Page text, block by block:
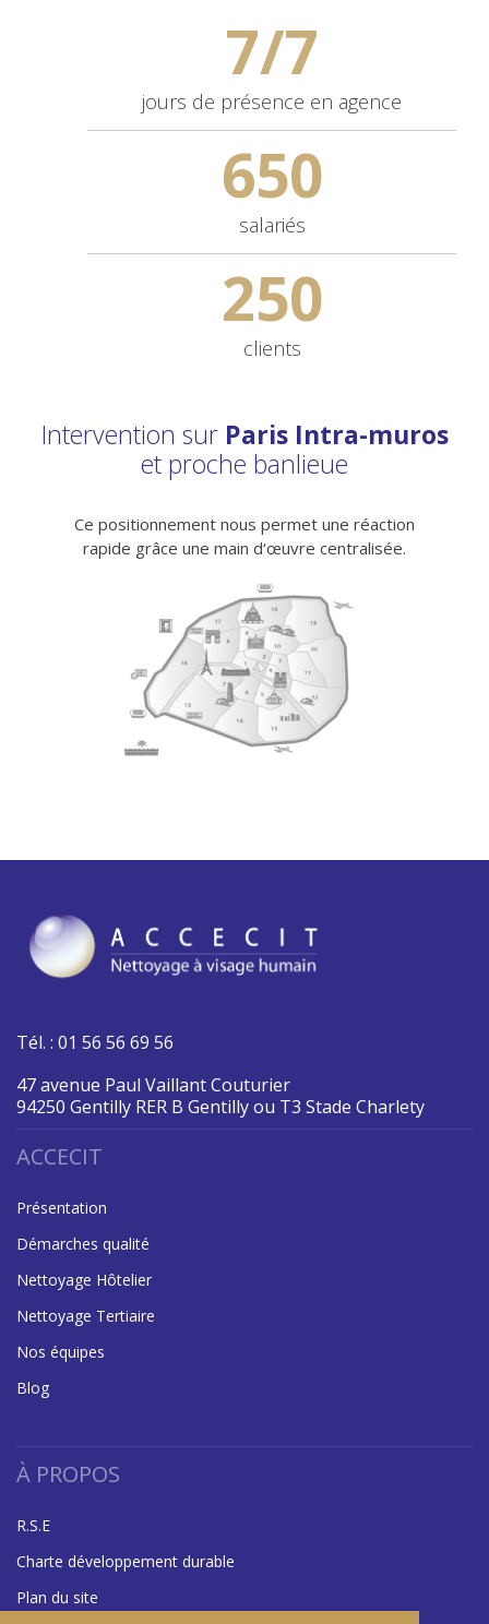
7/7
jours de présence en agence
650
salariés
250
clients
Intervention sur Paris Intra-muros
et proche banlieue
Ce positionnement nous permet une réaction
rapide grâce une main d‘œuvre centralisée.
Tél. : 01 56 56 69 56
47 avenue Paul Vaillant Couturier
94250 Gentilly RER B Gentilly ou T3 Stade Charlety
ACCECIT
Présentation
Démarches qualité
Nettoyage Hôtelier
Nettoyage Tertiaire
Nos équipes
Blog
À PROPOS
R.S.E
Charte développement durable
Plan du site